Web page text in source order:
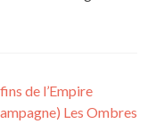
de l’Empire
Les Ombres